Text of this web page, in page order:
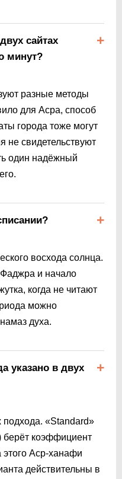
сайтах
минут?
разные методы
для Асра, способ
города тоже могут
не свидетельствуют
один надёжный
восхода солнца.
и начало
когда не читают
можно
духа.
указано в двух
«Standard»
коэффициент
Аср-ханафи
действительны в